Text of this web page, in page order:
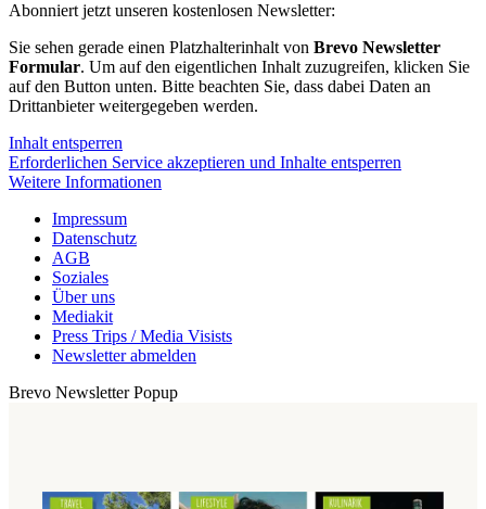
Abonniert jetzt unseren kostenlosen Newsletter:
Sie sehen gerade einen Platzhalterinhalt von Brevo Newsletter
Formular. Um auf den eigentlichen Inhalt zuzugreifen, klicken Sie
auf den Button unten. Bitte beachten Sie, dass dabei Daten an
Drittanbieter weitergegeben werden.
Inhalt entsperren
Erforderlichen Service akzeptieren und Inhalte entsperren
Weitere Informationen
Impressum
Datenschutz
AGB
Soziales
Über uns
Mediakit
Press Trips / Media Visists
Newsletter abmelden
Brevo Newsletter Popup